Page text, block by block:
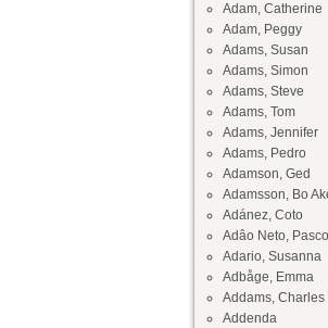
Adam, Catherine
Adam, Peggy
Adams, Susan
Adams, Simon
Adams, Steve
Adams, Tom
Adams, Jennifer
Adams, Pedro
Adamson, Ged
Adamsson, Bo
Adánez, Coto
Adâo Neto,
Adario, Susanna
Adbåge, Emma
Addams, Charles
Addenda